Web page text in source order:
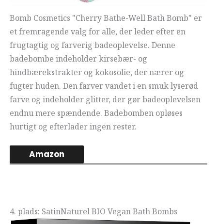
Bomb Cosmetics "Cherry Bathe-Well Bath Bomb" er
et fremragende valg for alle, der leder efter en
frugtagtig og farverig badeoplevelse. Denne
badebombe indeholder kirsebær- og
hindbærekstrakter og kokosolie, der nærer og
fugter huden. Den farver vandet i en smuk lyserød
farve og indeholder glitter, der gør badeoplevelsen
endnu mere spændende. Badebomben opløses
hurtigt og efterlader ingen rester.
Amazon
4. plads: SatinNaturel BIO Vegan Bath Bombs